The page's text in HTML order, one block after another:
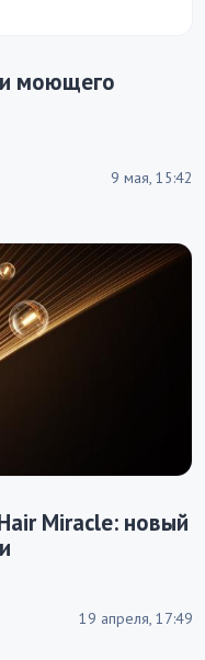
моющего
9 мая, 15:42
Miracle: новый
19 апреля, 17:49